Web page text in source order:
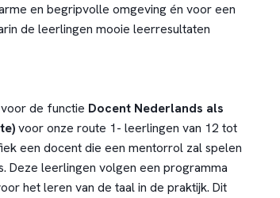
en begripvolle omgeving én voor een
de leerlingen mooie leerresultaten
de functie Docent Nederlands als
voor onze route 1- leerlingen van 12 tot
een docent die een mentorrol zal spelen
Deze leerlingen volgen een programma
het leren van de taal in de praktijk. Dit